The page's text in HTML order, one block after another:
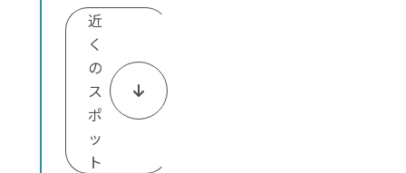
近
く
の
ス
ポ
ッ
ト